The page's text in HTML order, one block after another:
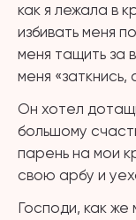
как я лежала в
избивать меня
меня тащить за
меня «заткнись,
Он хотел
большому
парень на мои
свою арбу и
Господи, как